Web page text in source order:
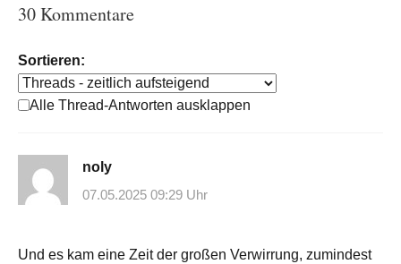
30 Kommentare
Sortieren:
Alle Thread-Antworten ausklappen
noly
07.05.2025 09:29 Uhr
Und es kam eine Zeit der großen Verwirrung, zumindest